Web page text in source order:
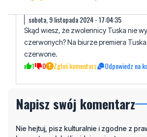
czerwone.
1 0 Zgłoś komentarz Odpowiedz na
Napisz swój komentarz
komentarze! Jeśli widzisz niestosowny
kliknij "zgłoś nadużycie".
Imię / Podpis